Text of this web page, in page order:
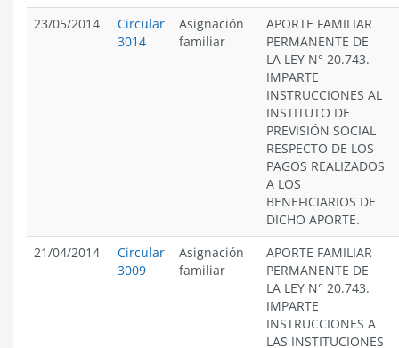
23/05/2014
Circular
3014
Asignación
familiar
APORTE FAMILIAR
PERMANENTE DE
LA LEY N° 20.743.
IMPARTE
INSTRUCCIONES AL
INSTITUTO DE
PREVISIÓN SOCIAL
RESPECTO DE LOS
PAGOS REALIZADOS
A LOS
BENEFICIARIOS DE
DICHO APORTE.
21/04/2014
Circular
3009
Asignación
familiar
APORTE FAMILIAR
PERMANENTE DE
LA LEY N° 20.743.
IMPARTE
INSTRUCCIONES A
LAS INSTITUCIONES